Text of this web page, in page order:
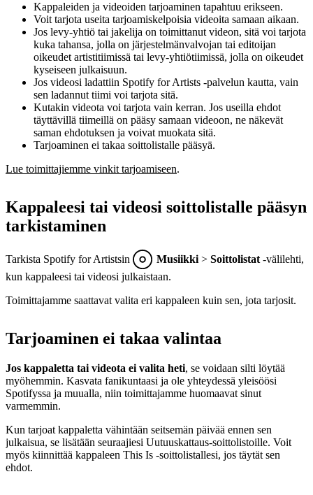
Kappaleiden ja videoiden tarjoaminen tapahtuu erikseen.
Voit tarjota useita tarjoamiskelpoisia videoita samaan aikaan.
Jos levy-yhtiö tai jakelija on toimittanut videon, sitä voi tarjota
kuka tahansa, jolla on järjestelmänvalvojan tai editoijan
oikeudet artistitiimissä tai levy-yhtiötiimissä, jolla on oikeudet
kyseiseen julkaisuun.
Jos videosi ladattiin Spotify for Artists -palvelun kautta, vain
sen ladannut tiimi voi tarjota sitä.
Kutakin videota voi tarjota vain kerran. Jos useilla ehdot
täyttävillä tiimeillä on pääsy samaan videoon, ne näkevät
saman ehdotuksen ja voivat muokata sitä.
Tarjoaminen ei takaa soittolistalle pääsyä.
Lue toimittajiemme vinkit tarjoamiseen.
Kappaleesi tai videosi soittolistalle pääsyn
tarkistaminen
Tarkista Spotify for Artistsin Musiikki > Soittolistat ‑välilehti,
kun kappaleesi tai videosi julkaistaan.
Toimittajamme saattavat valita eri kappaleen kuin sen, jota tarjosit.
Tarjoaminen ei takaa valintaa
Jos kappaletta tai videota ei valita heti, se voidaan silti löytää
myöhemmin. Kasvata fanikuntaasi ja ole yhteydessä yleisöösi
Spotifyssa ja muualla, niin toimittajamme huomaavat sinut
varmemmin.
Kun tarjoat kappaletta vähintään seitsemän päivää ennen sen
julkaisua, se lisätään seuraajiesi Uutuuskattaus-soittolistoille. Voit
myös kiinnittää kappaleen This Is ‑soittolistallesi, jos täytät sen
ehdot.